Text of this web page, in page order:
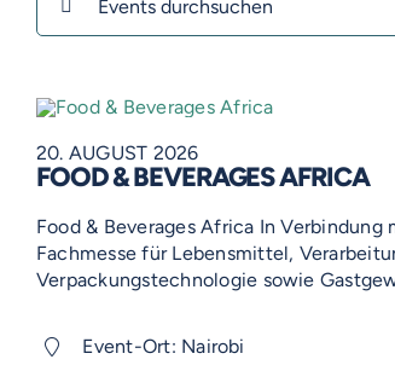
nach:
20. AUGUST 2026
FOOD & BEVERAGES AFRICA
Food & Beverages Africa In
Fachmesse für Lebensmittel,
Verpackungstechnologie sowie
Event-Ort: Nairobi